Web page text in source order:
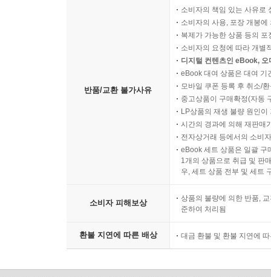
반품/교환 불가사유
소비자의 책임 있는 사유로
소비자의 사용, 포장 개봉
복제가 가능한 상품 등의
소비자의 요청에 따라 개별
디지털 컨텐츠인 eBook,
eBook 대여 상품은 대여 기
모바일 쿠폰 등록 후 취소/
중고상품이 구매확정(자동
LP상품의 재생 불량 원인
시간의 경과에 의해 재판매
전자상거래 등에서의 소비
eBook 세트 상품은 일괄 구
1개의 상품으로 취급 및 판
우, 세트 상품 전부 및 세트
소비자 피해보상
상품의 불량에 의한 반품,
준하여 처리됨
환불 지연에 따른 배상 대금 환불 및 환불 지연에